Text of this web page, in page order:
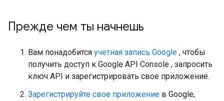
Прежде чем ты начнешь
Вам понадобится учетная запись Google , чтобы
получить доступ к Google API Console , запросить
ключ API и зарегистрировать свое приложение.
Зарегистрируйте свое приложение в Google,